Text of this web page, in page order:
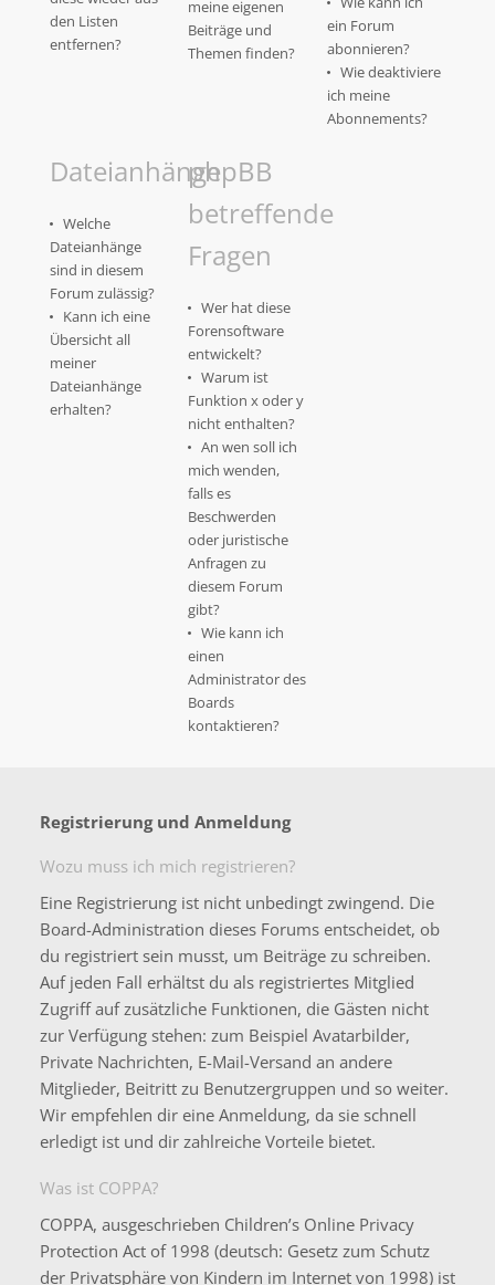
den Listen
entfernen?
meine eigenen
Beiträge und
Themen finden?
ein Forum
abonnieren?
Wie deaktiviere
ich meine
Abonnements?
Dateianhänge
Welche
Dateianhänge
sind in diesem
Forum zulässig?
Kann ich eine
Übersicht all
meiner
Dateianhänge
erhalten?
phpBB
betreffende
Fragen
Wer hat diese
Forensoftware
entwickelt?
Warum ist
Funktion x oder y
nicht enthalten?
An wen soll ich
mich wenden,
falls es
Beschwerden
oder juristische
Anfragen zu
diesem Forum
gibt?
Wie kann ich
einen
Administrator des
Boards
kontaktieren?
Registrierung und Anmeldung
Wozu muss ich mich registrieren?
Eine Registrierung ist nicht unbedingt zwingend. Die
Board-Administration dieses Forums entscheidet, ob
du registriert sein musst, um Beiträge zu schreiben.
Auf jeden Fall erhältst du als registriertes Mitglied
Zugriff auf zusätzliche Funktionen, die Gästen nicht
zur Verfügung stehen: zum Beispiel Avatarbilder,
Private Nachrichten, E-Mail-Versand an andere
Mitglieder, Beitritt zu Benutzergruppen und so weiter.
Wir empfehlen dir eine Anmeldung, da sie schnell
erledigt ist und dir zahlreiche Vorteile bietet.
Was ist COPPA?
COPPA, ausgeschrieben Children’s Online Privacy
Protection Act of 1998 (deutsch: Gesetz zum Schutz
der Privatsphäre von Kindern im Internet von 1998) ist